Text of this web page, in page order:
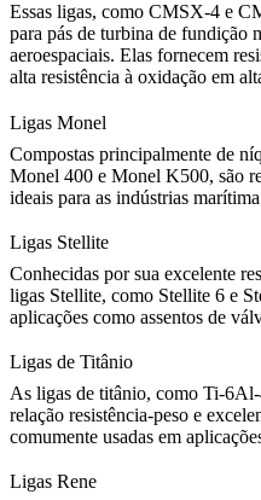
Essas ligas, como CMSX-4 e
para pás de turbina de fundição
aeroespaciais. Elas fornecem
alta resistência à oxidação em
Ligas Monel
Compostas principalmente de
Monel 400 e Monel K500, são
ideais para as indústrias
Ligas Stellite
Conhecidas por sua excelente
ligas Stellite, como Stellite 6 e
aplicações como assentos de
Ligas de Titânio
As ligas de titânio, como Ti-
relação resistência-peso e
comumente usadas em
Ligas Rene